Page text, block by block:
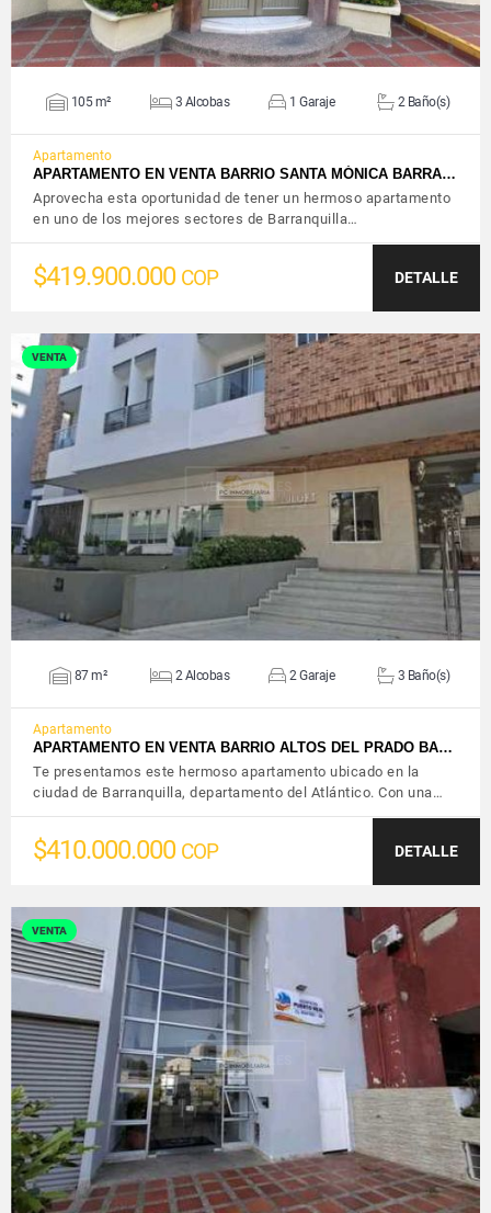
105 m² 3 Alcobas 1 Garaje 2 Baño(s)
Apartamento
APARTAMENTO EN VENTA BARRIO SANTA MÓNICA BARRA…
Aprovecha esta oportunidad de tener un hermoso apartamento
en uno de los mejores sectores de Barranquilla…
$419.900.000 COP DETALLE
VENTA
VER DETALLES
87 m² 2 Alcobas 2 Garaje 3 Baño(s)
Apartamento
APARTAMENTO EN VENTA BARRIO ALTOS DEL PRADO BA…
Te presentamos este hermoso apartamento ubicado en la
ciudad de Barranquilla, departamento del Atlántico. Con una…
$410.000.000 COP DETALLE
VENTA
VER DETALLES